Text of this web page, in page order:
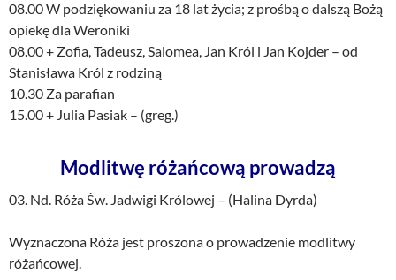
08.00 W podziękowaniu za 18 lat życia; z prośbą o dalszą Bożą
opiekę dla Weroniki
08.00 + Zofia, Tadeusz, Salomea, Jan Król i Jan Kojder – od
Stanisława Król z rodziną
10.30 Za parafian
15.00 + Julia Pasiak – (greg.)
Modlitwę różańcową prowadzą
03. Nd. Róża Św. Jadwigi Królowej – (Halina Dyrda)
Wyznaczona Róża jest proszona o prowadzenie modlitwy
różańcowej.